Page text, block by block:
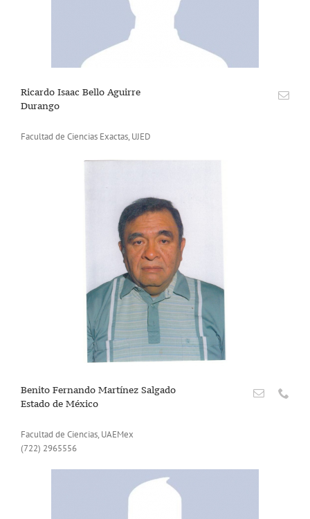
Ricardo Isaac Bello Aguirre
Durango
Facultad de Ciencias Exactas, UJED
Benito Fernando Martínez Salgado
Estado de México
Facultad de Ciencias, UAEMex
(722) 2965556